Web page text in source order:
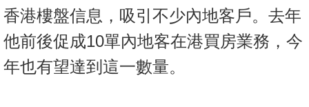
香港樓盤信息，吸引不少內地客戶。去年
他前後促成10單內地客在港買房業務，今
年也有望達到這一數量。